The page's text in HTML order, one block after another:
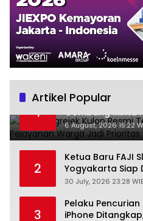
Artikel Popular
1
Dukuh Ngrejek
Gombang Minta
Prioritas
6 August, 2026 15:22
2
Ketua Baru FAJI
Yogyakarta Siap
Arung Jeram DIY
30 July, 2026 23:28
3
Pelaku
iPhone